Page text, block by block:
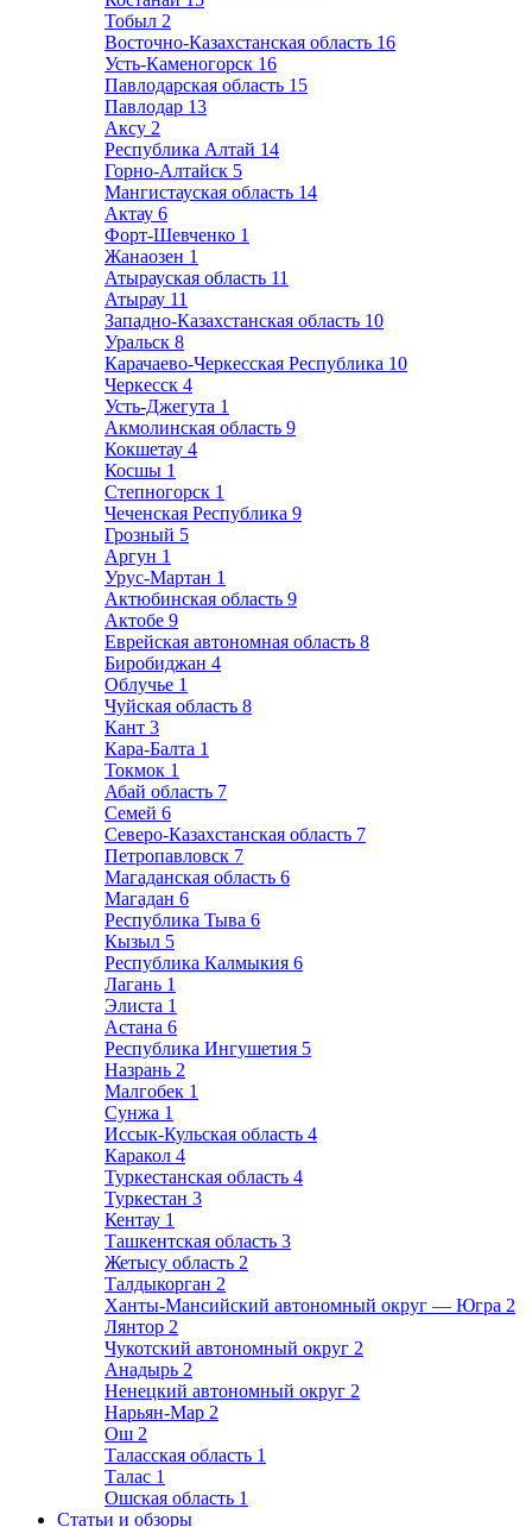
Тобыл 2
Восточно-Казахстанская область 16
Усть-Каменогорск 16
Павлодарская область 15
Павлодар 13
Аксу 2
Республика Алтай 14
Горно-Алтайск 5
Мангистауская область 14
Актау 6
Форт-Шевченко 1
Жанаозен 1
Атырауская область 11
Атырау 11
Западно-Казахстанская область 10
Уральск 8
Карачаево-Черкесская Республика 10
Черкесск 4
Усть-Джегута 1
Акмолинская область 9
Кокшетау 4
Косшы 1
Степногорск 1
Чеченская Республика 9
Грозный 5
Аргун 1
Урус-Мартан 1
Актюбинская область 9
Актобе 9
Еврейская автономная область 8
Биробиджан 4
Облучье 1
Чуйская область 8
Кант 3
Кара-Балта 1
Токмок 1
Абай область 7
Семей 6
Северо-Казахстанская область 7
Петропавловск 7
Магаданская область 6
Магадан 6
Республика Тыва 6
Кызыл 5
Республика Калмыкия 6
Лагань 1
Элиста 1
Астана 6
Республика Ингушетия 5
Назрань 2
Малгобек 1
Сунжа 1
Иссык-Кульская область 4
Каракол 4
Туркестанская область 4
Туркестан 3
Кентау 1
Ташкентская область 3
Жетысу область 2
Талдыкорган 2
Ханты-Мансийский автономный округ — Югра 2
Лянтор 2
Чукотский автономный округ 2
Анадырь 2
Ненецкий автономный округ 2
Нарьян-Мар 2
Ош 2
Таласская область 1
Талас 1
Ошская область 1
Статьи и обзоры